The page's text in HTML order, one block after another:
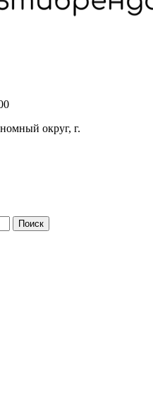
округ, г.